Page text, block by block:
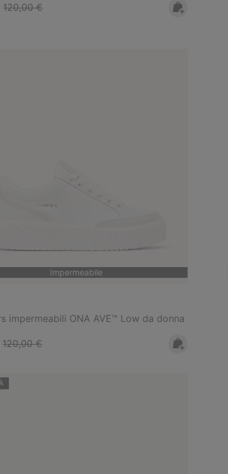
Regular price:
120,00 €
Impermeabile
impermeabili ONA AVE™ Low da donna
Regular price:
120,00 €